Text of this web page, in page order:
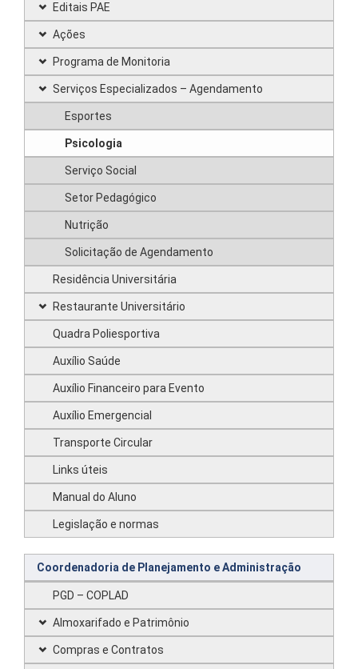
Editais PAE
Ações
Programa de Monitoria
Serviços Especializados – Agendamento
Esportes
Psicologia
Serviço Social
Setor Pedagógico
Nutrição
Solicitação de Agendamento
Residência Universitária
Restaurante Universitário
Quadra Poliesportiva
Auxílio Saúde
Auxílio Financeiro para Evento
Auxílio Emergencial
Transporte Circular
Links úteis
Manual do Aluno
Legislação e normas
Coordenadoria de Planejamento e Administração
PGD – COPLAD
Almoxarifado e Patrimônio
Compras e Contratos